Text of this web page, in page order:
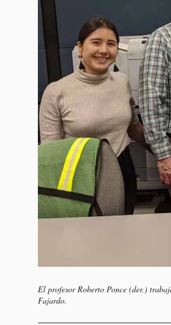
El profesor Roberto Ponce (der.)
Fajardo.